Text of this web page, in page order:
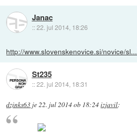
Janac
::22. jul 2014, 18:26
http://www.slovenskenovice.si/novice/sl...
St235
::22. jul 2014, 18:31
dzinks63 je22. jul 2014 ob 18:24izjavil: